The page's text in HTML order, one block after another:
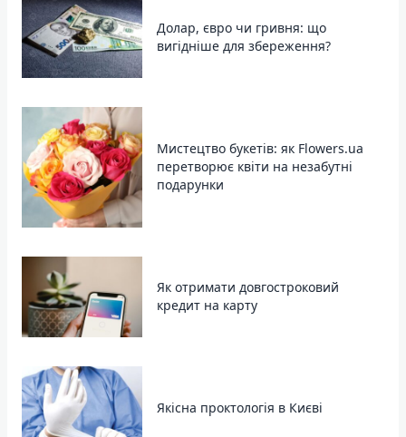
Долар, євро чи гривня: що
вигідніше для збереження?
Мистецтво букетів: як Flowers.ua
перетворює квіти на незабутні
подарунки
Як отримати довгостроковий
кредит на карту
Якісна проктологія в Києві